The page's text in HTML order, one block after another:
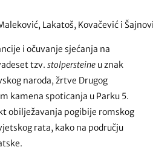
Lakatoš, Kovačević i
i očuvanje sjećanja na
tzv. stolpersteine u znak
naroda, žrtve Drugog
kamena spoticanja u Parku 5.
obilježavanja pogibije romskog
rata, kako na području